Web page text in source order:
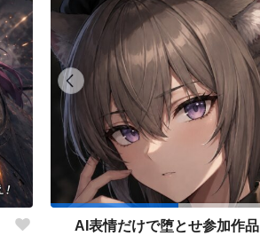
AI表情だけで堕とせ参加作品